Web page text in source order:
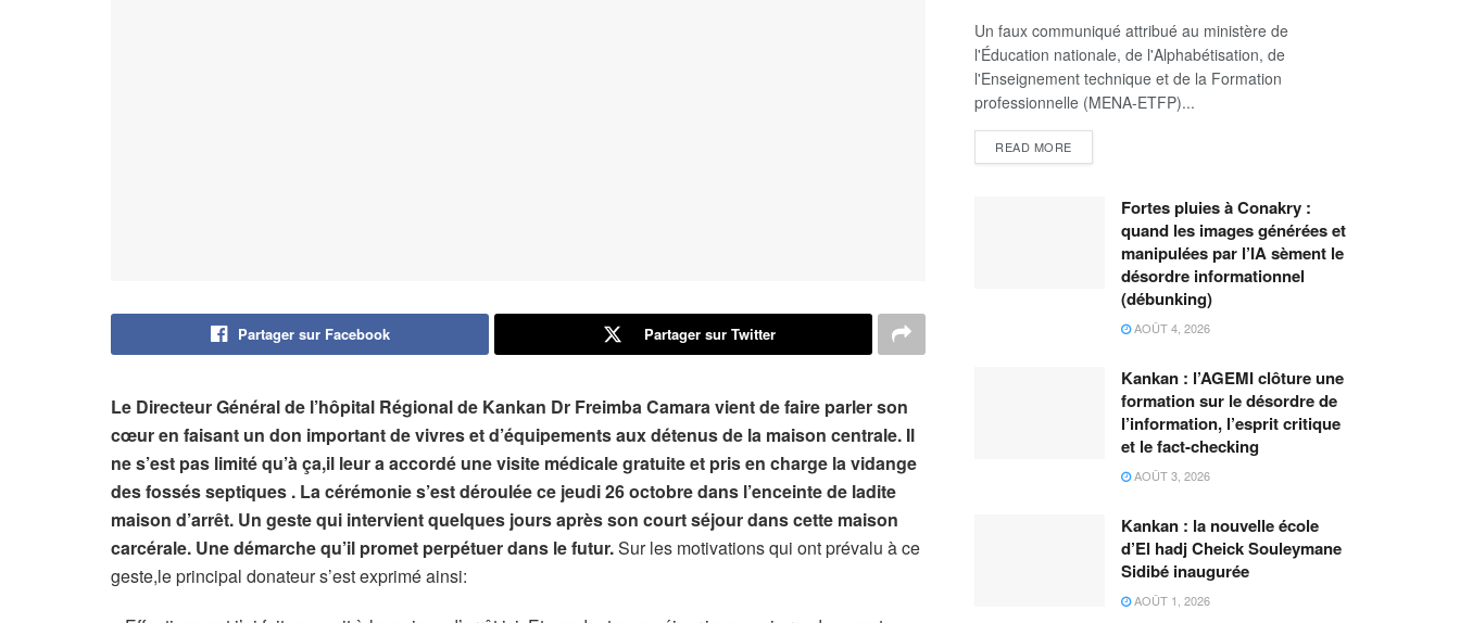
Partager sur Facebook Partager sur Twitter
Le Directeur Général de l’hôpital Régional de Kankan Dr Freimba Camara vient de faire parler son
cœur en faisant un don important de vivres et d’équipements aux détenus de la maison centrale. Il
ne s’est pas limité qu’à ça,il leur a accordé une visite médicale gratuite et pris en charge la vidange
des fossés septiques . La cérémonie s’est déroulée ce jeudi 26 octobre dans l’enceinte de ladite
maison d’arrêt. Un geste qui intervient quelques jours après son court séjour dans cette maison
carcérale. Une démarche qu’il promet perpétuer dans le futur.Sur les motivations qui ont prévalu à ce
geste,le principal donateur s’est exprimé ainsi:
Un faux communiqué attribué au ministère de
l'Éducation nationale, de l'Alphabétisation, de
l'Enseignement technique et de la Formation
professionnelle (MENA-ETFP)...
READ MORE
Fortes pluies à Conakry :
quand les images générées et
manipulées par l’IA sèment le
désordre informationnel
(débunking)
AOÛT 4, 2026
Kankan : l’AGEMI clôture une
formation sur le désordre de
l’information, l’esprit critique
et le fact-checking
AOÛT 3, 2026
Kankan : la nouvelle école
d’El hadj Cheick Souleymane
Sidibé inaugurée
AOÛT 1, 2026